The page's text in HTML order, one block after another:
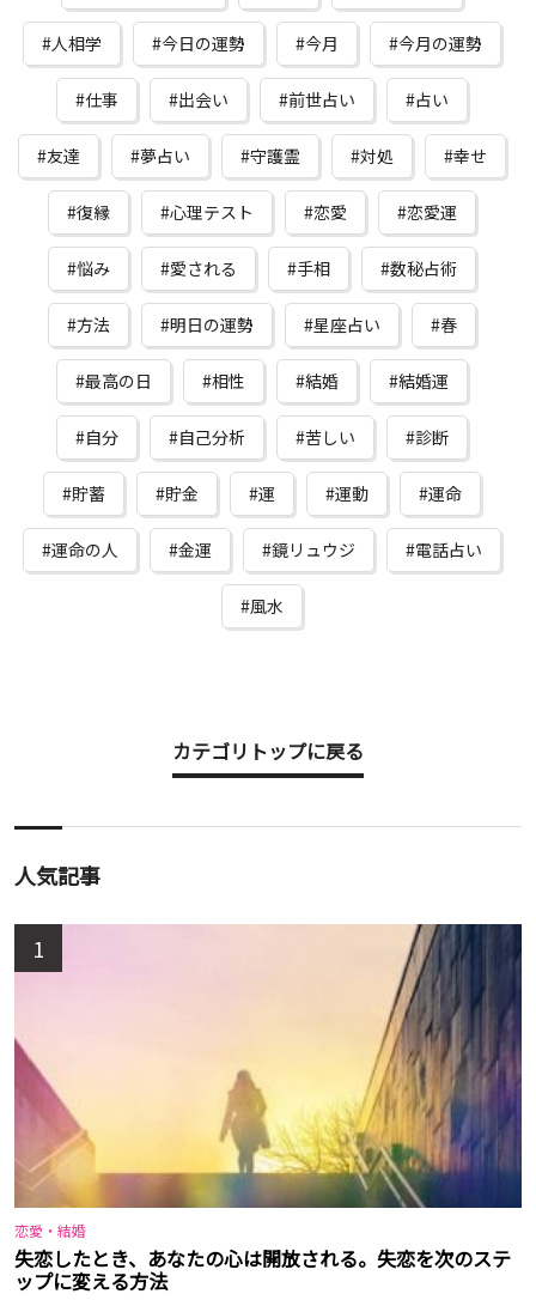
人相学 今日の運勢 今月 今月の運勢
仕事 出会い 前世占い 占い
友達 夢占い 守護霊 対処 幸せ
復縁 心理テスト 恋愛 恋愛運
悩み 愛される 手相 数秘占術
方法 明日の運勢 星座占い 春
最高の日 相性 結婚 結婚運
自分 自己分析 苦しい 診断
貯蓄 貯金 運 運動 運命
運命の人 金運 鏡リュウジ 電話占い
風水
カテゴリトップに戻る
人気記事
1
恋愛・結婚
失恋したとき、あなたの心は開放される。失恋を次のステ
ップに変える方法